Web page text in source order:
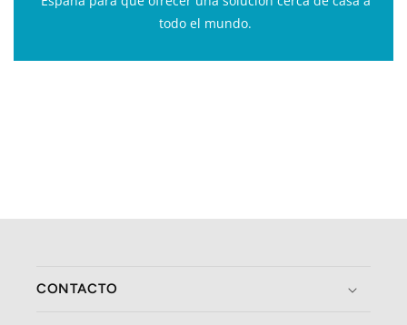
todo el mundo.
CONTACTO